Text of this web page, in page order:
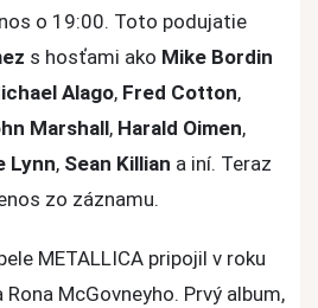
o 19:00. Toto podujatie
s hosťami ako Mike Bordin
Alago, Fred Cotton,
Marshall, Harald Oimen,
Lynn, Sean Killian a iní. Teraz
zo záznamu.
METALLICA pripojil v roku
McGovneyho. Prvý album,